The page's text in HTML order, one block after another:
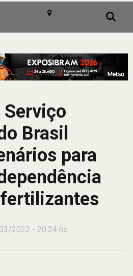
Serviço
Brasil
para
2022 - 20:24 hs